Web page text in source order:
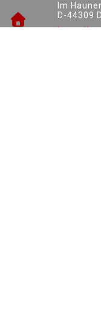
Im
D-44309
https://